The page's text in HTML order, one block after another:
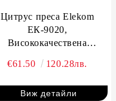
Цитрус преса Elekom
ЕК-9020,
Висококачествена
чугун за свежи сокове!
€61.50 120.28лв.
Виж детайли